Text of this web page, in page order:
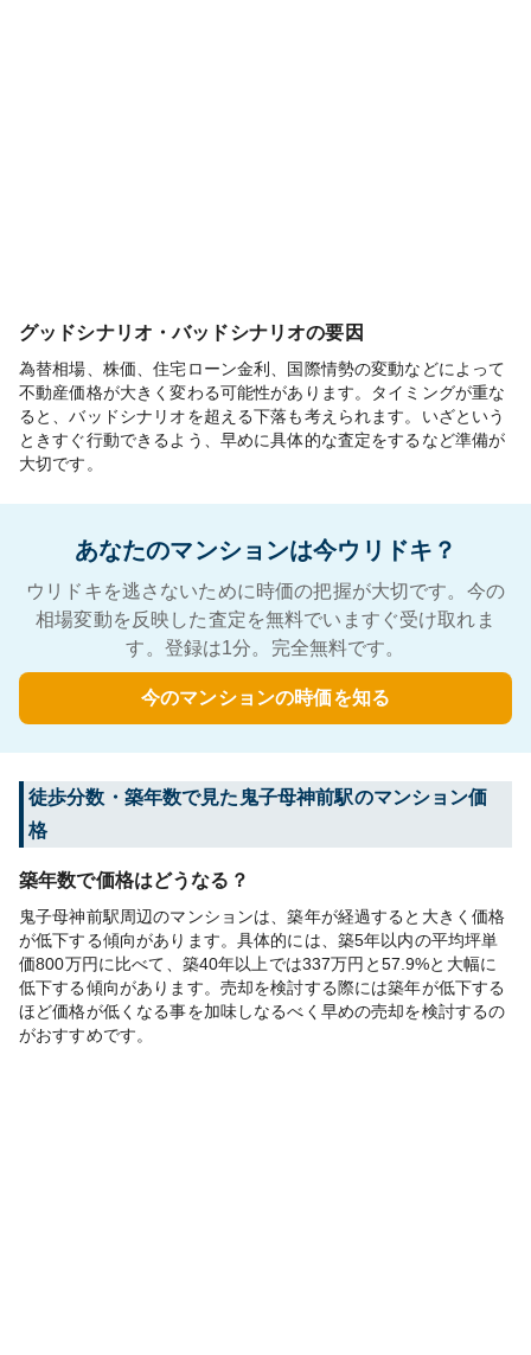
グッドシナリオ・バッドシナリオの要因
為替相場、株価、住宅ローン金利、国際情勢の変動などによって
不動産価格が大きく変わる可能性があります。タイミングが重な
ると、バッドシナリオを超える下落も考えられます。いざという
ときすぐ行動できるよう、早めに具体的な査定をするなど準備が
大切です。
あなたのマンションは今ウリドキ？
ウリドキを逃さないために時価の把握が大切です。今の
相場変動を反映した査定を無料でいますぐ受け取れま
す。登録は1分。完全無料です。
今のマンションの時価を知る
徒歩分数・築年数で見た鬼子母神前駅のマンション価
格
築年数で価格はどうなる？
鬼子母神前駅周辺のマンションは、築年が経過すると大きく価格
が低下する傾向があります。具体的には、築5年以内の平均坪単
価800万円に比べて、築40年以上では337万円と57.9%と大幅に
低下する傾向があります。売却を検討する際には築年が低下する
ほど価格が低くなる事を加味しなるべく早めの売却を検討するの
がおすすめです。